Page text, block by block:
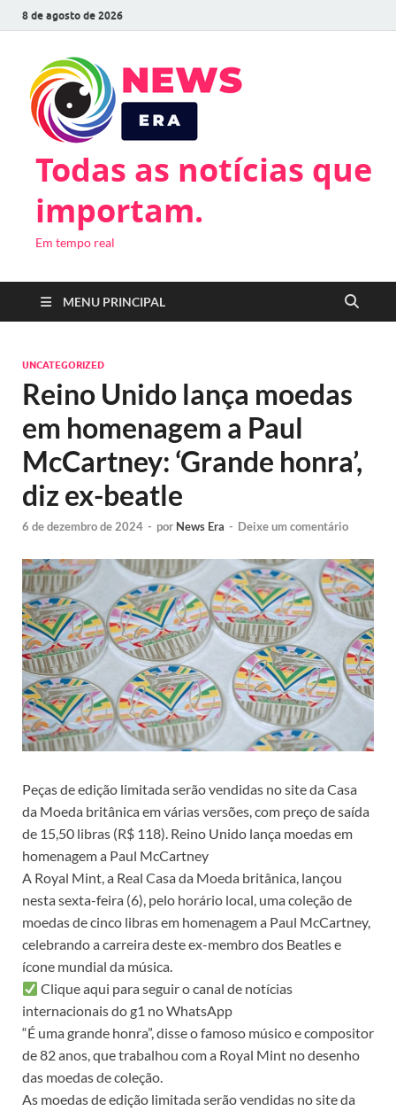
8 de agosto de 2026
Todas as notícias que
importam.
Em tempo real
MENU PRINCIPAL
UNCATEGORIZED
Reino Unido lança moedas
em homenagem a Paul
McCartney: ‘Grande honra’,
diz ex-beatle
6 de dezembro de 2024 - por News Era - Deixe um comentário
Peças de edição limitada serão vendidas no site da Casa
da Moeda britânica em várias versões, com preço de saída
de 15,50 libras (R$ 118). Reino Unido lança moedas em
homenagem a Paul McCartney
A Royal Mint, a Real Casa da Moeda britânica, lançou
nesta sexta-feira (6), pelo horário local, uma coleção de
moedas de cinco libras em homenagem a Paul McCartney,
celebrando a carreira deste ex-membro dos Beatles e
ícone mundial da música.
Clique aqui para seguir o canal de notícias
internacionais do g1 no WhatsApp
“É uma grande honra”, disse o famoso músico e compositor
de 82 anos, que trabalhou com a Royal Mint no desenho
das moedas de coleção.
As moedas de edição limitada serão vendidas no site da